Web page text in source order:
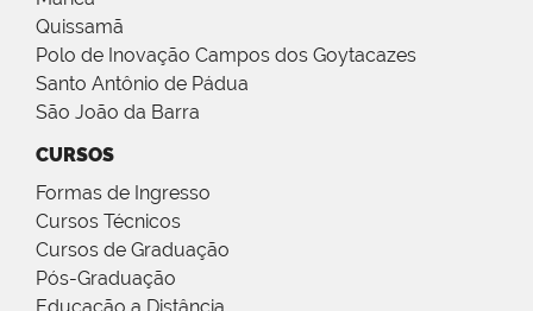
Quissamã
Polo de Inovação Campos dos Goytacazes
Santo Antônio de Pádua
São João da Barra
CURSOS
Formas de Ingresso
Cursos Técnicos
Cursos de Graduação
Pós-Graduação